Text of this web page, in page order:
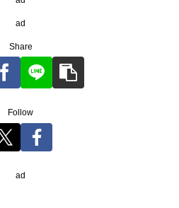
ad
Share
Follow
ad